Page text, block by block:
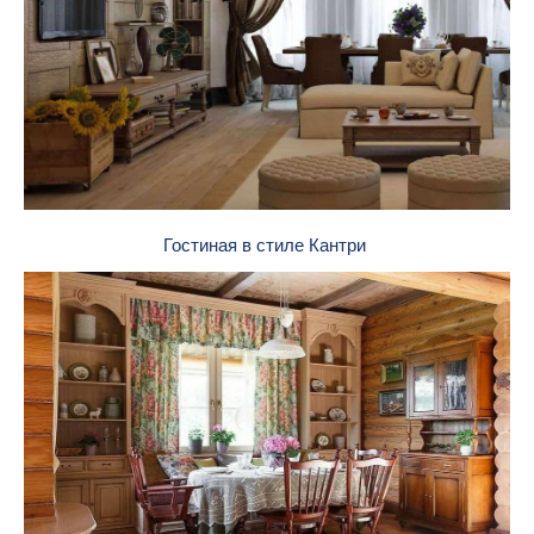
Гостиная в стиле Кантри